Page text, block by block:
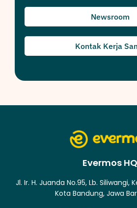
Newsroom
Kontak Kerja
Evermos HQ
Jl. Ir. H. Juanda No.95, Lb.
Kota Bandung, Jawa